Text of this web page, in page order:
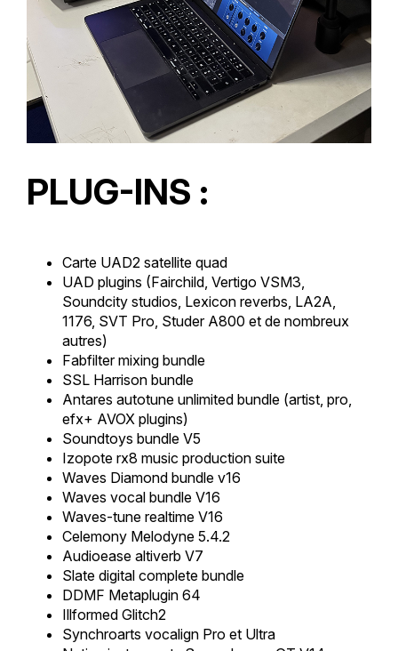
PLUG-INS :
Carte UAD2 satellite quad
UAD plugins (Fairchild, Vertigo VSM3,
Soundcity studios, Lexicon reverbs, LA2A,
1176, SVT Pro, Studer A800 et de nombreux
autres)
Fabfilter mixing bundle
SSL Harrison bundle
Antares autotune unlimited bundle (artist, pro,
efx+ AVOX plugins)
Soundtoys bundle V5
Izopote rx8 music production suite
Waves Diamond bundle v16
Waves vocal bundle V16
Waves-tune realtime V16
Celemony Melodyne 5.4.2
Audioease altiverb V7
Slate digital complete bundle
DDMF Metaplugin 64
Illformed Glitch2
Synchroarts vocalign Pro et Ultra